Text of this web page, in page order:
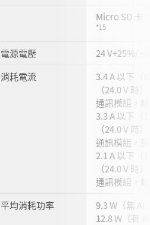
Micro SD 卡
*15
電源電壓
24 V+25%/
消耗電流
3.4 A 以下（
（24.0 V 時
通訊模組，
3.3 A 以下（
（24.0 V 時
通訊模組，
2.1 A 以下（
（24.0 V 時
通訊模組，
平均消耗功率
9.3 W（無 AI
12.8 W（有